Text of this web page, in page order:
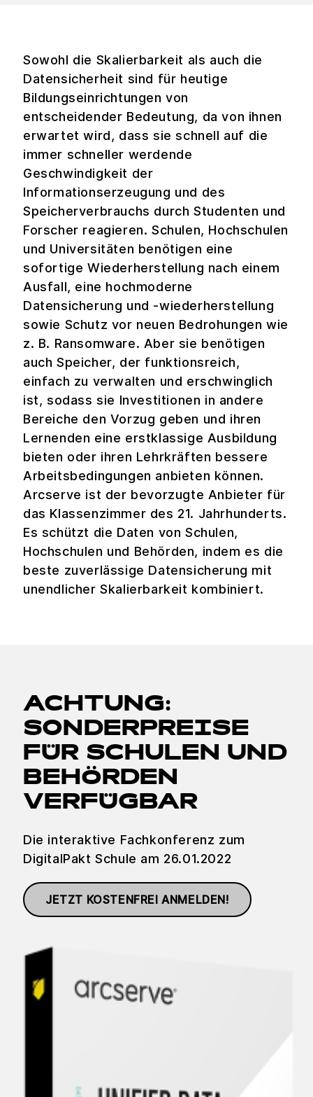
Sowohl die Skalierbarkeit als auch die
Datensicherheit sind für heutige
Bildungseinrichtungen von
entscheidender Bedeutung, da von ihnen
erwartet wird, dass sie schnell auf die
immer schneller werdende
Geschwindigkeit der
Informationserzeugung und des
Speicherverbrauchs durch Studenten und
Forscher reagieren. Schulen, Hochschulen
und Universitäten benötigen eine
sofortige Wiederherstellung nach einem
Ausfall, eine hochmoderne
Datensicherung und -wiederherstellung
sowie Schutz vor neuen Bedrohungen wie
z. B. Ransomware. Aber sie benötigen
auch Speicher, der funktionsreich,
einfach zu verwalten und erschwinglich
ist, sodass sie Investitionen in andere
Bereiche den Vorzug geben und ihren
Lernenden eine erstklassige Ausbildung
bieten oder ihren Lehrkräften bessere
Arbeitsbedingungen anbieten können.
Arcserve ist der bevorzugte Anbieter für
das Klassenzimmer des 21. Jahrhunderts.
Es schützt die Daten von Schulen,
Hochschulen und Behörden, indem es die
beste zuverlässige Datensicherung mit
unendlicher Skalierbarkeit kombiniert.
ACHTUNG:
SONDERPREISE
FÜR SCHULEN UND
BEHÖRDEN
VERFÜGBAR
Die interaktive Fachkonferenz zum
DigitalPakt Schule am 26.01.2022
JETZT KOSTENFREI ANMELDEN!